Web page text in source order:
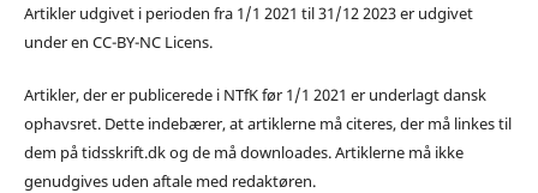
Artikler udgivet i perioden fra 1/1 2021 til 31/12 2023 er udgivet
under en CC-BY-NC Licens.
Artikler, der er publicerede i NTfK før 1/1 2021 er underlagt dansk
ophavsret. Dette indebærer, at artiklerne må citeres, der må linkes til
dem på tidsskrift.dk og de må downloades. Artiklerne må ikke
genudgives uden aftale med redaktøren.